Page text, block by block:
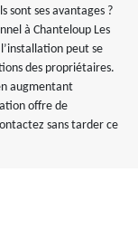
sont ses avantages ?
à Chanteloup Les
peut se
des propriétaires.
augmentant
offre de
sans tarder ce